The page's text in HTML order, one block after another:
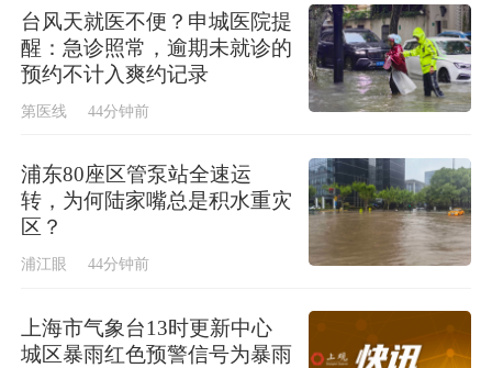
台风天就医不便？申城医院提
醒：急诊照常，逾期未就诊的
预约不计入爽约记录
第医线 44分钟前
浦东80座区管泵站全速运
转，为何陆家嘴总是积水重灾
区？
浦江眼 44分钟前
上海市气象台13时更新中心
城区暴雨红色预警信号为暴雨